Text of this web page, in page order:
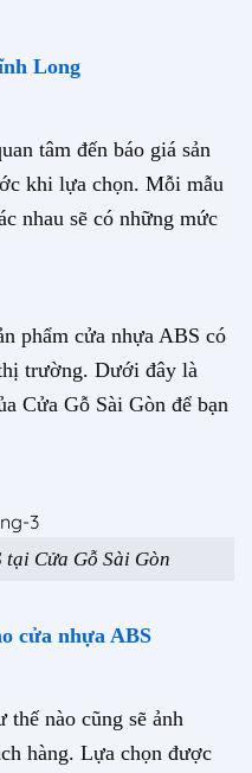
Long
tâm đến báo giá sản
khi lựa chọn. Mỗi mẫu
nhau sẽ có những mức
phẩm cửa nhựa ABS có
trường. Dưới đây là
Cửa Gỗ Sài Gòn để bạn
tại Cửa Gỗ Sài Gòn
cửa nhựa ABS
nào cũng sẽ ảnh
hàng. Lựa chọn được